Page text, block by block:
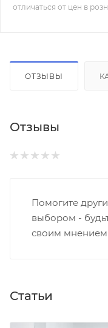
отличаться от цен в
ОТЗЫВЫ
Отзывы
Помогите
выбором -
своим мнением
Статьи